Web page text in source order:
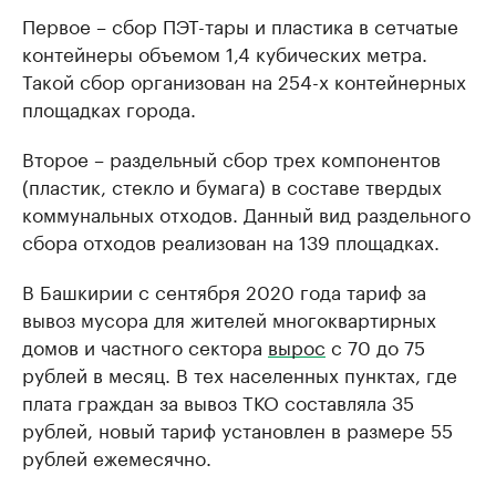
Первое – сбор ПЭТ-тары и пластика в сетчатые
контейнеры объемом 1,4 кубических метра.
Такой сбор организован на 254-х контейнерных
площадках города.
Второе – раздельный сбор трех компонентов
(пластик, стекло и бумага) в составе твердых
коммунальных отходов. Данный вид раздельного
сбора отходов реализован на 139 площадках.
В Башкирии с сентября 2020 года тариф за
вывоз мусора для жителей многоквартирных
домов и частного сектора вырос с 70 до 75
рублей в месяц. В тех населенных пунктах, где
плата граждан за вывоз ТКО составляла 35
рублей, новый тариф установлен в размере 55
рублей ежемесячно.